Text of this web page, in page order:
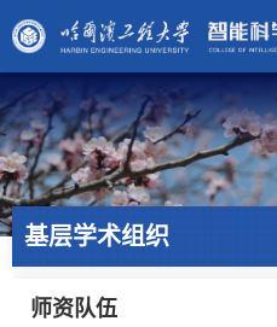
基层学术组织
师资队伍